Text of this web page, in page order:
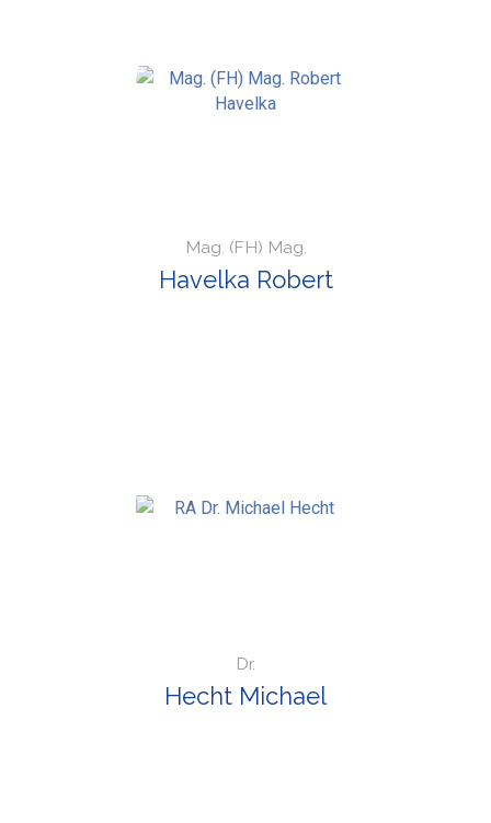
Mag. (FH) Mag.
Havelka Robert
Dr.
Hecht Michael